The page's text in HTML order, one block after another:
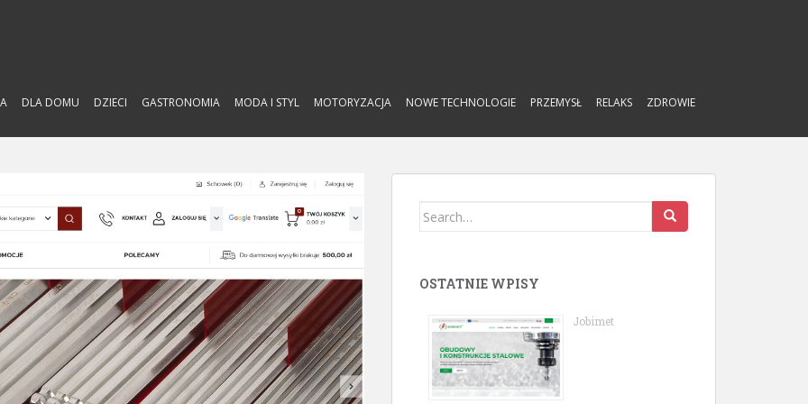
DLA DOMU DZIECI GASTRONOMIA MODA I STYL MOTORYZACJA NOWE TECHNOLOGIE PRZEMYSŁ RELAKS ZDROWIE
Search
OSTATNIE WPISY
Jobimet